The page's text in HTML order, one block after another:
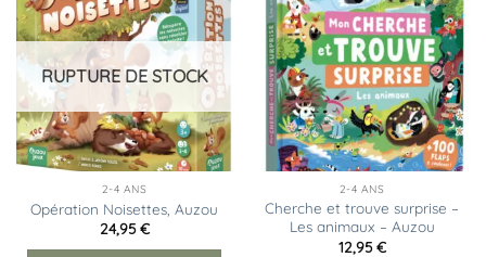
Ajouter
à la
liste
d’envies
RUPTURE DE STOCK
2-4 ANS
Opération Noisettes, Auzou
24,95€
Ajouter
à la
liste
d’envies
2-4 ANS
Cherche et trouve surprise –
Les animaux – Auzou
12,95€